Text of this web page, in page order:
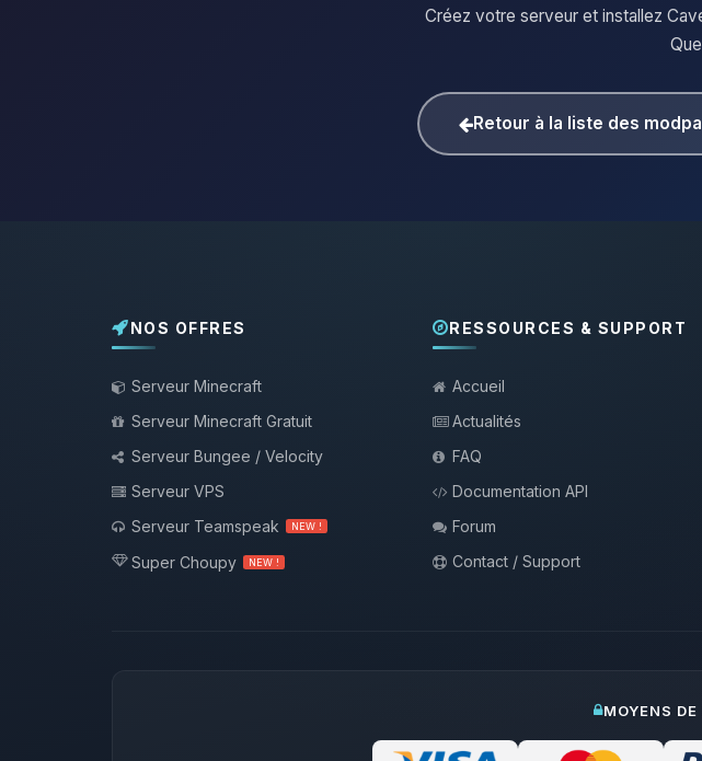
Créez votre serveur et installez
Retour à la liste des
NOS OFFRES
Serveur Minecraft
Serveur Minecraft Gratuit
Serveur Bungee / Velocity
Serveur VPS
Serveur Teamspeak
NEW !
Super Choupy NEW !
RESSOURCES & SUPPORT
Accueil
Actualités
FAQ
Documentation API
Forum
Contact / Support
MOYENS